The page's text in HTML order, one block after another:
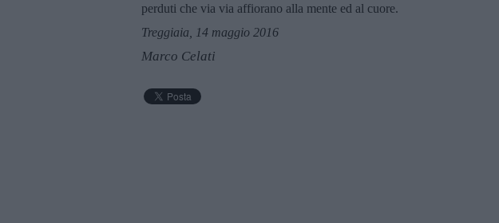
perduti che via via affiorano alla mente ed al cuore.
Treggiaia, 14 maggio 2016
Marco Celati